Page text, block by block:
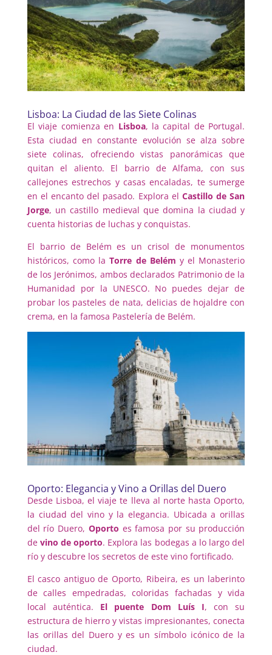
Lisboa: La Ciudad de las Siete Colinas
El viaje comienza en Lisboa, la capital de Portugal.
Esta ciudad en constante evolución se alza sobre
siete colinas, ofreciendo vistas panorámicas que
quitan el aliento. El barrio de Alfama, con sus
callejones estrechos y casas encaladas, te sumerge
en el encanto del pasado. Explora el Castillo de San
Jorge, un castillo medieval que domina la ciudad y
cuenta historias de luchas y conquistas.
El barrio de Belém es un crisol de monumentos
históricos, como la Torre de Belém y el Monasterio
de los Jerónimos, ambos declarados Patrimonio de la
Humanidad por la UNESCO. No puedes dejar de
probar los pasteles de nata, delicias de hojaldre con
crema, en la famosa Pastelería de Belém.
Oporto: Elegancia y Vino a Orillas del Duero
Desde Lisboa, el viaje te lleva al norte hasta Oporto,
la ciudad del vino y la elegancia. Ubicada a orillas
del río Duero, Oporto es famosa por su producción
devino de oporto. Explora las bodegas a lo largo del
río y descubre los secretos de este vino fortificado.
El casco antiguo de Oporto, Ribeira, es un laberinto
de calles empedradas, coloridas fachadas y vida
local auténtica. El puente Dom Luís I, con su
estructura de hierro y vistas impresionantes, conecta
las orillas del Duero y es un símbolo icónico de la
ciudad.